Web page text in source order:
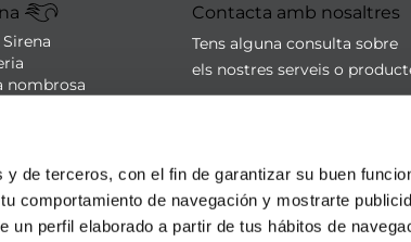
de terceros, con el fin de garantizar su buen
comportamiento de navegación y mostrarte
un perfil elaborado a partir de tus hábitos de
nombrosa
de privacitat
de compra
de cookies
- Bases legals
Contacta amb nosaltres
Tens alguna consulta sobre
els nostres serveis o
De dilluns a dissabte de 9:00
Algunes botigues obertes el